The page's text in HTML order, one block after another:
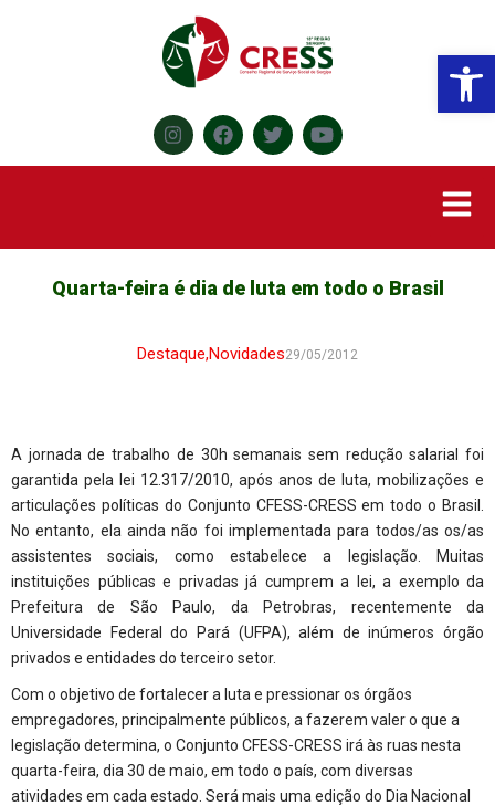
Quarta-feira é dia de luta em todo o Brasil
Destaque,Novidades29/05/2012
A jornada de trabalho de 30h semanais sem redução salarial foi
garantida pela lei 12.317/2010, após anos de luta, mobilizações e
articulações políticas do Conjunto CFESS-CRESS em todo o Brasil.
No entanto, ela ainda não foi implementada para todos/as os/as
assistentes sociais, como estabelece a legislação. Muitas
instituições públicas e privadas já cumprem a lei, a exemplo da
Prefeitura de São Paulo, da Petrobras, recentemente da
Universidade Federal do Pará (UFPA), além de inúmeros órgão
privados e entidades do terceiro setor.
Com o objetivo de fortalecer a luta e pressionar os órgãos
empregadores, principalmente públicos, a fazerem valer o que a
legislação determina, o Conjunto CFESS-CRESS irá às ruas nesta
quarta-feira, dia 30 de maio, em todo o país, com diversas
atividades em cada estado. Será mais uma edição do Dia Nacional